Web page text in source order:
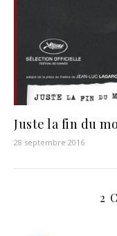
Juste la fin du
28 septembre 2016
2